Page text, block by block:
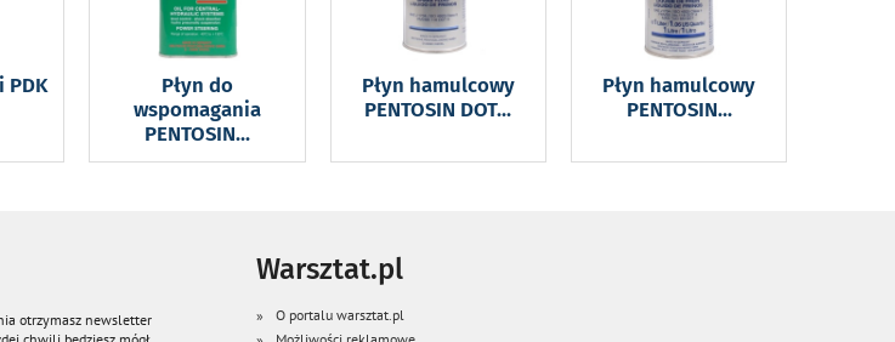
PDK
Płyn do
wspomagania
PENTOSIN...
Płyn hamulcowy
PENTOSIN DOT...
Płyn hamulcowy
PENTOSIN...
otrzymasz newsletter
Warsztat.pl
O portalu warsztat.pl